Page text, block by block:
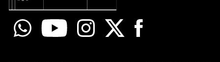
WhatsappYoutube Instagram
X Facebook